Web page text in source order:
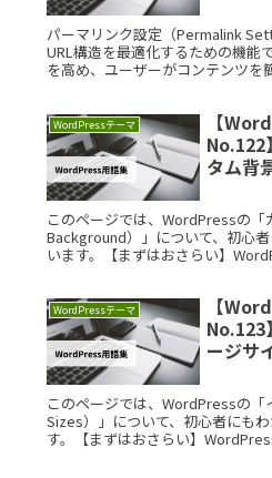
パーマリンク設定（Permalink
URL構造を最適化するための機能
を高め、ユーザーがコンテンツを
とで、サイトの利便性や検索エン
WordPressテーマ
【
No.122
タム背
このページでは、WordPressの
Background）」について、初心
います。【まずはおさらい】
WordPressテーマ
【
No.123
ージサ
このページでは、WordPressの「
Sizes）」について、初心者にも
す。【まずはおさらい】